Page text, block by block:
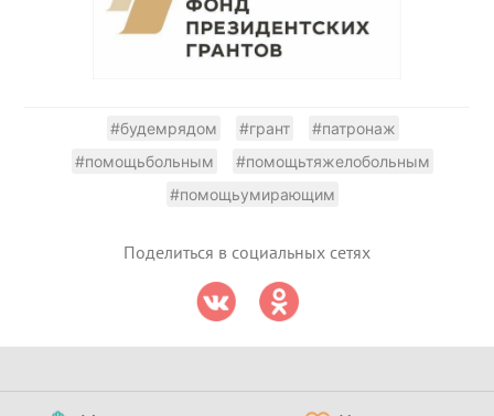
#будемрядом #грант
#патронаж
#помощьбольным
#помощьтяжелобольным
#помощьумирающим
Поделиться в социальных сетях